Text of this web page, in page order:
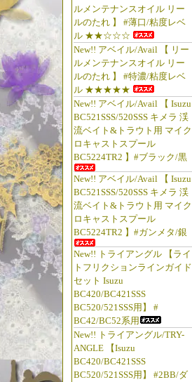
ルメンテナンスオイル リー
ルのたれ 】 #薄口/粘度レベ
ル ★★☆☆☆
New!! アベイル/Avail 【 リー
ルメンテナンスオイル リー
ルのたれ 】 #特濃/粘度レベ
ル ★★★★★
New!! アベイル/Avail 【 Isuzu
BC521SSS/520SSS キメラ 渓
流ベイト&トラウト用 マイク
ロキャストスプール
BC5224TR2 】#ブラック/黒
New!! アベイル/Avail 【 Isuzu
BC521SSS/520SSS キメラ 渓
流ベイト&トラウト用 マイク
ロキャストスプール
BC5224TR2 】#ガンメタ/銀
New!! トライアングル 【ライ
トフリクションラインガイド
セット Isuzu
BC420/BC421SSS
BC520/521SSS用】 #
BC42/BC52系用
New!! トライアングル/TRY-
ANGLE 【Isuzu
BC420/BC421SSS
BC520/521SSS用】 #2BB/ダ